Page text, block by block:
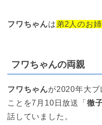
フワちゃんは弟2人のお
フワちゃんの両親
フワちゃんが2020年大ブ
ことを7月10日放送「 徹
話していました。